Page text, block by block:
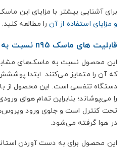
برای آشنایی بیشتر با مزایای این
و مزایای استفاده از آن را مطالعه کنید.
قابلیت های ماسک n95 نسبت به ماسک های دیگر
این محصول نسبت به ماسک‌های مشابه
که آن را متمایز می‌کنند. ابتدا
دستگاه تنفسی است. این محصول از
را می‌پوشاند؛ بنابراین تمام هوای
تحت کنترل است و جلوی ورود
در هوا گرفته می‌شود.